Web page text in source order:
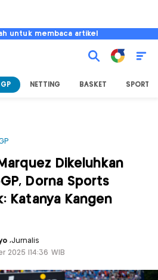
untuk membaca artikel
NETTING BASKET SPORT
Dikeluhkan
Dorna Sports
Katanya Kangen
,Jurnalis
2025 |14:36 WIB